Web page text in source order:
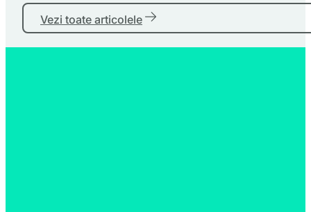
Vezi toate articolele